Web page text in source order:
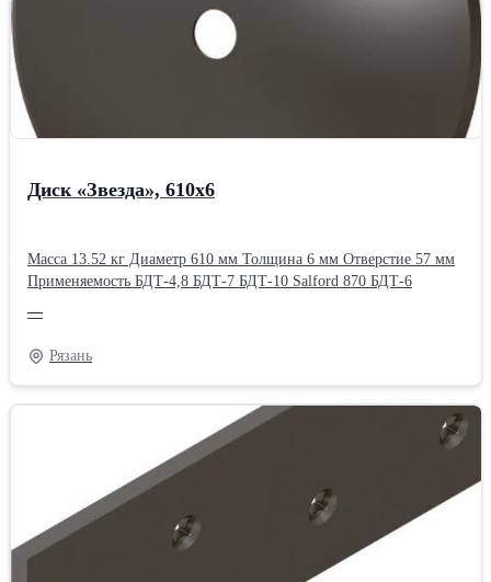
Диск «Звезда», 610х6
Масса 13.52 кг Диаметр 610 мм Толщина 6 мм Отверстие 57 мм
Применяемость БДТ-4,8 БДТ-7 БДТ-10 Salford 870 БДТ-6
—
Рязань